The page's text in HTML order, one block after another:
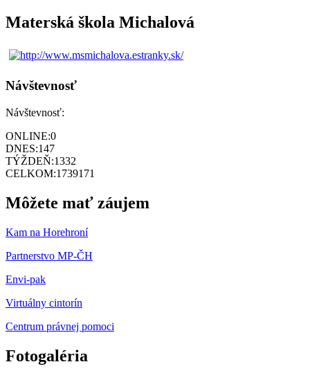
Materská škola Michalová
Návštevnosť
Návštevnosť:
ONLINE:0
DNES:147
TÝŽDEŇ:1332
CELKOM:1739171
Môžete mať záujem
Kam na Horehroní
Partnerstvo MP-ČH
Envi-pak
Virtuálny cintorín
Centrum právnej pomoci
Fotogaléria